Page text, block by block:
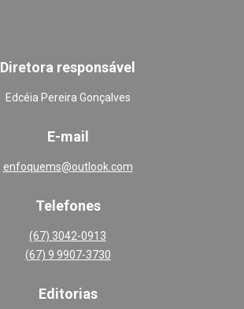
Diretora responsável
Edcéia Pereira Gonçalves
E-mail
enfoquems@outlook.com
Telefones
(67) 3042-0913
(67) 9 9907-3730
Editorias